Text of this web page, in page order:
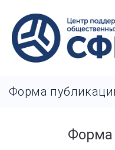
Форма
Форма